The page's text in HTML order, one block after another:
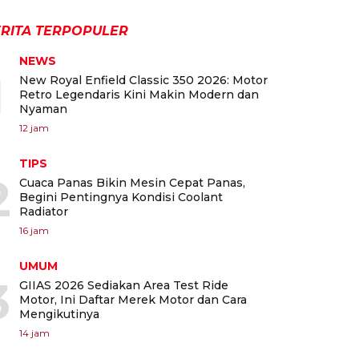
TERPOPULER
NEWS
New Royal Enfield Classic 350 2026: Motor
Retro Legendaris Kini Makin Modern dan
Nyaman
12 jam
TIPS
Cuaca Panas Bikin Mesin Cepat Panas,
Begini Pentingnya Kondisi Coolant
Radiator
16 jam
UMUM
GIIAS 2026 Sediakan Area Test Ride
Motor, Ini Daftar Merek Motor dan Cara
Mengikutinya
14 jam